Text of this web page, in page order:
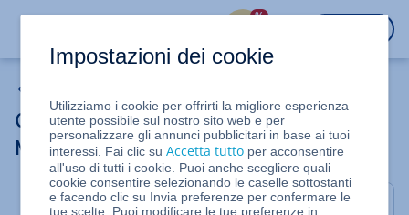
%
Consentire accessi esterni ad un server
MySQL
Per Server Linux
Impostazioni dei cookie
Utilizziamo i cookie per offrirti la migliore esperienza
utente possibile sul nostro sito web e per
personalizzare gli annunci pubblicitari in base ai tuoi
interessi. Fai clic suAccetta tutto per acconsentire
all'uso di tutti i cookie. Puoi anche scegliere quali
cookie consentire selezionando le caselle sottostanti
e facendo clic su Invia preferenze per confermare le
tue scelte. Puoi modificare le tue preferenze in